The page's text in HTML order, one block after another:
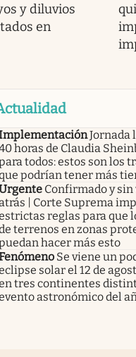
y diluvios
en
Jornada
horas de Claudia
todos: estos son los
podrían tener más
Confirmado y sin
| Corte Suprema
reglas para que
terrenos en zonas
hacer más esto
Se viene un
solar el 12 de
tres continentes
astronómico del